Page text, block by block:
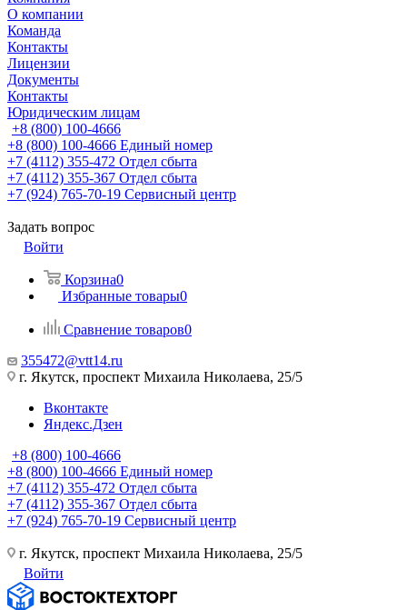
О компании
Команда
Контакты
Лицензии
Документы
Контакты
Юридическим лицам
+8 (800) 100-4666
+8 (800) 100-4666 Единый номер
+7 (4112) 355-472 Отдел сбыта
+7 (4112) 355-367 Отдел сбыта
+7 (924) 765-70-19 Сервисный центр
Задать вопрос
Войти
Корзина0
Избранные товары0
Сравнение товаров0
355472@vtt14.ru
г. Якутск, проспект Михаила Николаева, 25/5
Вконтакте
Яндекс.Дзен
+8 (800) 100-4666
+8 (800) 100-4666 Единый номер
+7 (4112) 355-472 Отдел сбыта
+7 (4112) 355-367 Отдел сбыта
+7 (924) 765-70-19 Сервисный центр
г. Якутск, проспект Михаила Николаева, 25/5
Войти